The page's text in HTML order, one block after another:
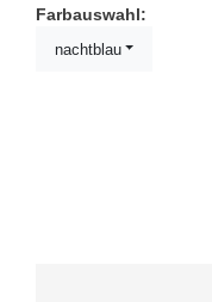
Farbauswahl:
nachtblau